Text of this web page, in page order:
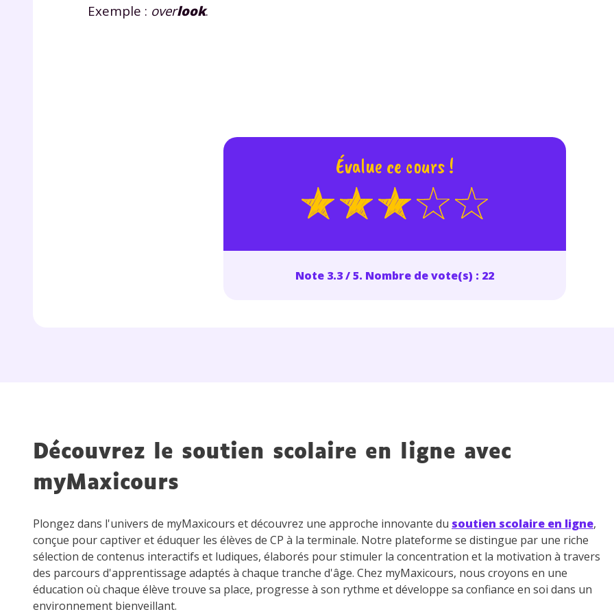
Exemple : overlook.
Évalue ce cours !
Note 3.3 / 5. Nombre de vote(s) : 22
Découvrez le soutien scolaire en ligne avec
myMaxicours
Plongez dans l'univers de myMaxicours et découvrez une approche innovante du soutien scolaire en ligne,
conçue pour captiver et éduquer les élèves de CP à la terminale. Notre plateforme se distingue par une riche
sélection de contenus interactifs et ludiques, élaborés pour stimuler la concentration et la motivation à travers
des parcours d'apprentissage adaptés à chaque tranche d'âge. Chez myMaxicours, nous croyons en une
éducation où chaque élève trouve sa place, progresse à son rythme et développe sa confiance en soi dans un
environnement bienveillant.